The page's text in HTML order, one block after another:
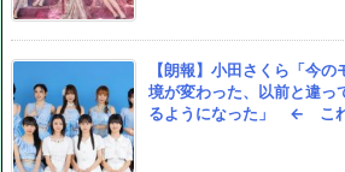
【朗報】小田さくら「今
境が変わった、以前と違っ
るようになった」 ← こ